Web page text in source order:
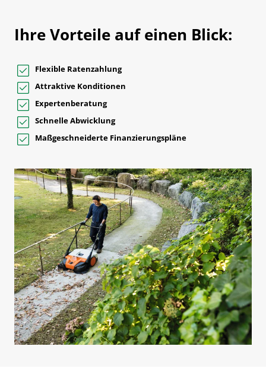
Ihre Vorteile auf einen Blick:
Flexible Ratenzahlung
Attraktive Konditionen
Expertenberatung
Schnelle Abwicklung
Maßgeschneiderte Finanzierungspläne